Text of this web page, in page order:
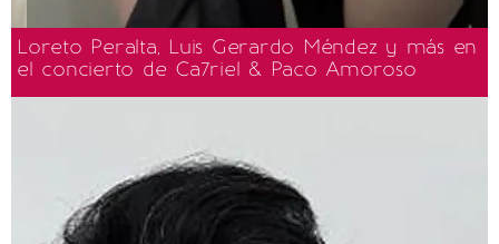
Loreto Peralta, Luis Gerardo Méndez y más en
el concierto de Ca7riel & Paco Amoroso